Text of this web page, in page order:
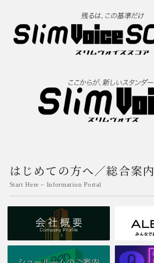
はじめての方へ／総合案内
Start Here – Information Portal